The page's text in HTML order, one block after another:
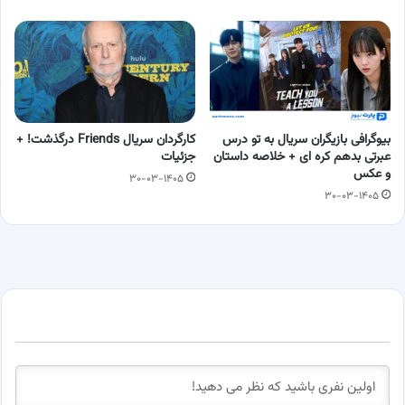
بیوگرافی بازیگران سریال به تو درس
عبرتی بدهم کره ای + خلاصه داستان
و عکس
۳۰-۰۳-۱۴۰۵
کارگردان سریال Friends درگذشت! +
جزئیات
۳۰-۰۳-۱۴۰۵